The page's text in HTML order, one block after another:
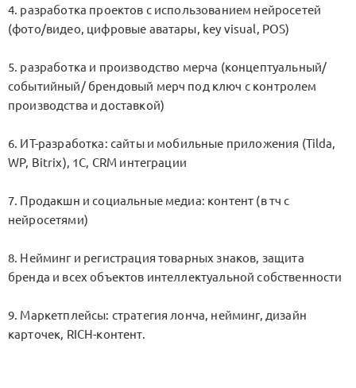
4. разработка проектов с использованием нейросетей
(фото/видео, цифровые аватары, key visual, POS)
5. разработка и производство мерча (концептуальный/
событийный/ брендовый мерч под ключ с контролем
производства и доставкой)
6. ИТ-разработка: сайты и мобильные приложения (Tilda,
WP, Bitrix), 1C, CRM интеграции
7. Продакшн и социальные медиа: контент (в тч с
нейросетями)
8. Нейминг и регистрация товарных знаков, защита
бренда и всех объектов интеллектуальной собственности
9. Маркетплейсы: стратегия лонча, нейминг, дизайн
карточек, RICH-контент.